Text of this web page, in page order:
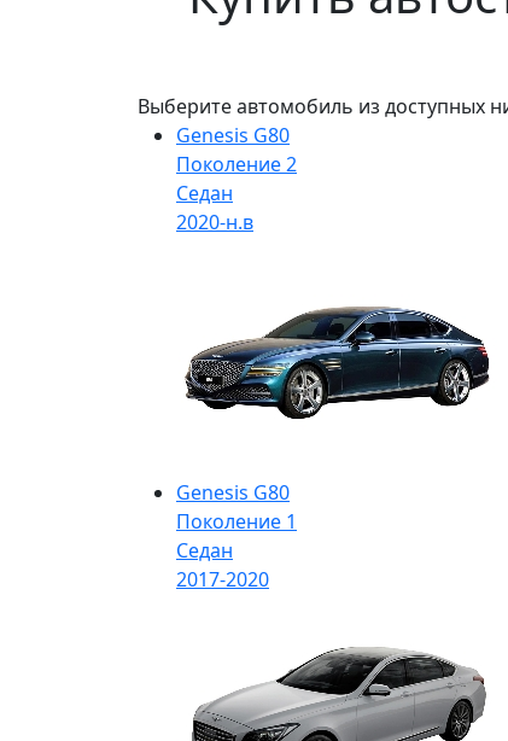
Выберите автомобиль из доступных
Genesis G80
Поколение 2
Седан
2020-н.в
Genesis G80
Поколение 1
Седан
2017-2020